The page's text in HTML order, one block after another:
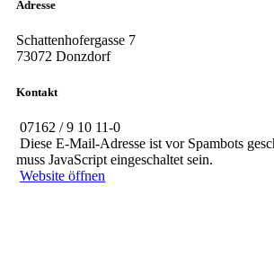
Adresse
Schattenhofergasse 7
73072 Donzdorf
Kontakt
07162 / 9 10 11-0
Diese E-Mail-Adresse ist vor Spambots
muss JavaScript eingeschaltet sein.
Website öffnen